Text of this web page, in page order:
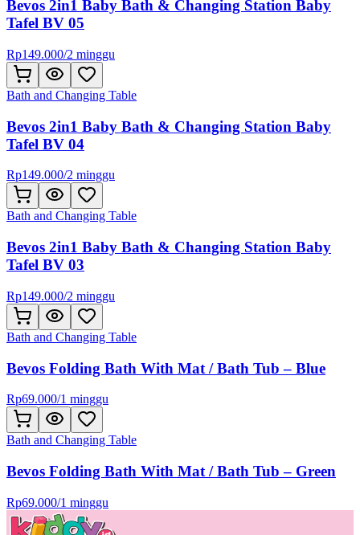
Bevos 2in1 Baby Bath & Changing Station Baby
Tafel BV 05
Rp149.000/2 minggu
Bath and Changing Table
Bevos 2in1 Baby Bath & Changing Station Baby
Tafel BV 04
Rp149.000/2 minggu
Bath and Changing Table
Bevos 2in1 Baby Bath & Changing Station Baby
Tafel BV 03
Rp149.000/2 minggu
Bath and Changing Table
Bevos Folding Bath With Mat / Bath Tub – Blue
Rp69.000/1 minggu
Bath and Changing Table
Bevos Folding Bath With Mat / Bath Tub – Green
Rp69.000/1 minggu